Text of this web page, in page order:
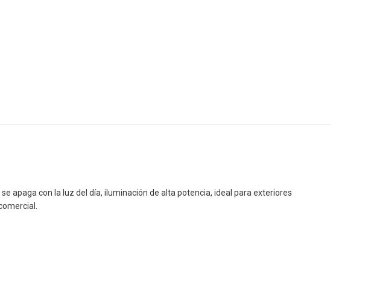
apaga con la luz del día, iluminación de alta potencia, ideal para exteriores